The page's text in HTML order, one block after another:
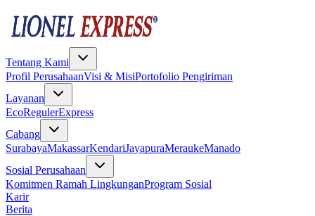
Tentang Kami
Profil PerusahaanVisi & MisiPortofolio Pengiriman
Layanan
EcoRegulerExpress
Cabang
SurabayaMakassarKendariJayapuraMeraukeManado
Sosial Perusahaan
Komitmen Ramah LingkunganProgram Sosial
Karir
Berita